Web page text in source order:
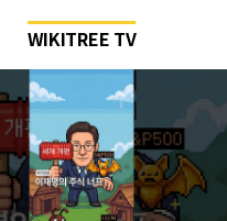
WIKITREE TV